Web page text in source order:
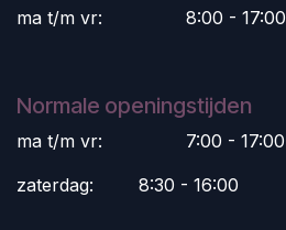
ma t/m vr:
​8:00 - 17:00
Normale openingstijden
ma t/m vr:
​7:00 - 17:00
zaterdag:
​8:30 - 16:00